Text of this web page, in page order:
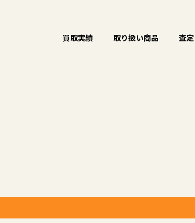
買取実績 取り扱い商品 査